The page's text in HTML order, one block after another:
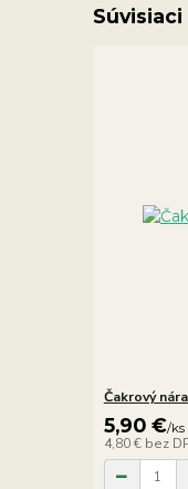
Čakrový
5,90 €/ks
4,80 € bez